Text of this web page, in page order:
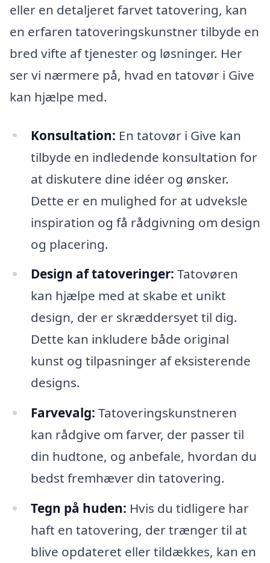
eller en detaljeret farvet tatovering, kan
en erfaren tatoveringskunstner tilbyde en
bred vifte af tjenester og løsninger. Her
ser vi nærmere på, hvad en tatovør i Give
kan hjælpe med.
Konsultation: En tatovør i Give kan
tilbyde en indledende konsultation for
at diskutere dine idéer og ønsker.
Dette er en mulighed for at udveksle
inspiration og få rådgivning om design
og placering.
Design af tatoveringer: Tatovøren
kan hjælpe med at skabe et unikt
design, der er skræddersyet til dig.
Dette kan inkludere både original
kunst og tilpasninger af eksisterende
designs.
Farvevalg: Tatoveringskunstneren
kan rådgive om farver, der passer til
din hudtone, og anbefale, hvordan du
bedst fremhæver din tatovering.
Tegn på huden: Hvis du tidligere har
haft en tatovering, der trænger til at
blive opdateret eller tildækkes, kan en